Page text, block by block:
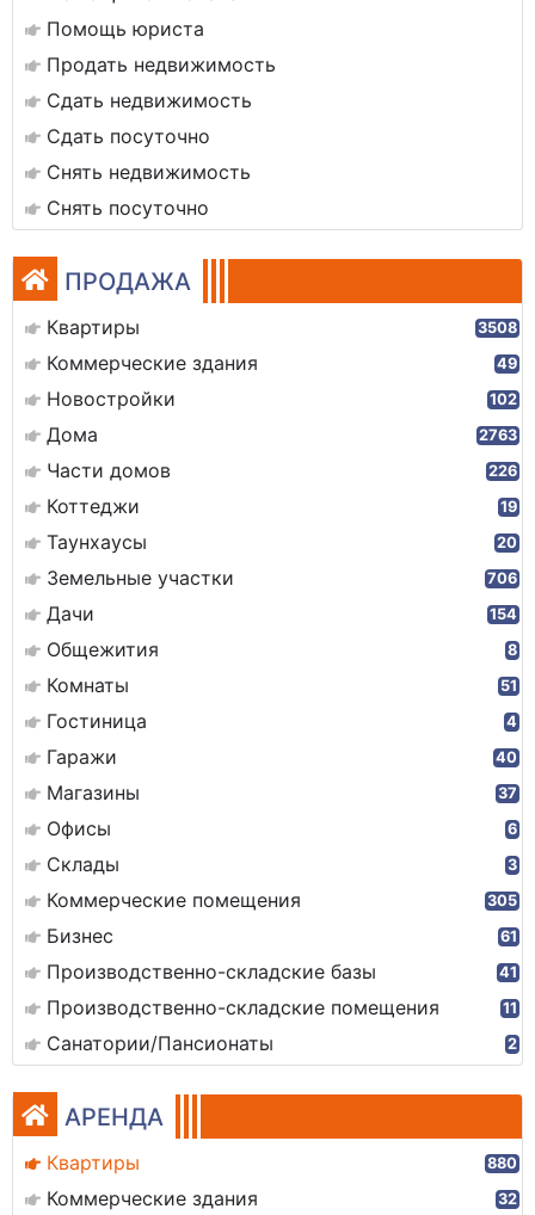
Помощь юриста
Продать недвижимость
Сдать недвижимость
Сдать посуточно
Снять недвижимость
Снять посуточно
ПРОДАЖА
Квартиры 3508
Коммерческие здания 49
Новостройки 102
Дома 2763
Части домов 226
Коттеджи 19
Таунхаусы 20
Земельные участки 706
Дачи 154
Общежития 8
Комнаты 51
Гостиница 4
Гаражи 40
Магазины 37
Офисы 6
Склады 3
Коммерческие помещения 305
Бизнес 61
Производственно-складские базы 41
Производственно-складские помещения 11
Санатории/Пансионаты 2
АРЕНДА
Квартиры 880
Коммерческие здания 32